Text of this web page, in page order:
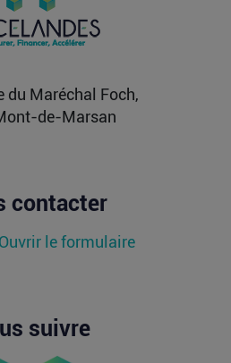
jusqu’au 9 septembre
français du Projet
du Maréchal Foch,
de-Marsan
contacter
Ouvrir le formulaire
suivre